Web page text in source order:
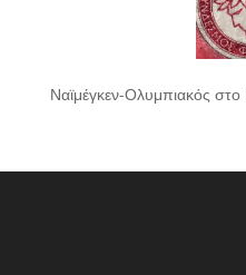
Ναϊμέγκεν-Ολυμπιακός